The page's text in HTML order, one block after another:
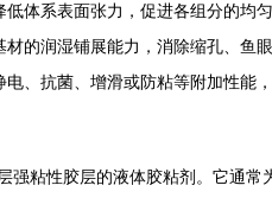
体系表面张力，促进各组分的均
的润湿铺展能力，消除缩孔、鱼
、抗菌、增滑或防粘等附加性能
强粘性胶层的液体胶粘剂。它通